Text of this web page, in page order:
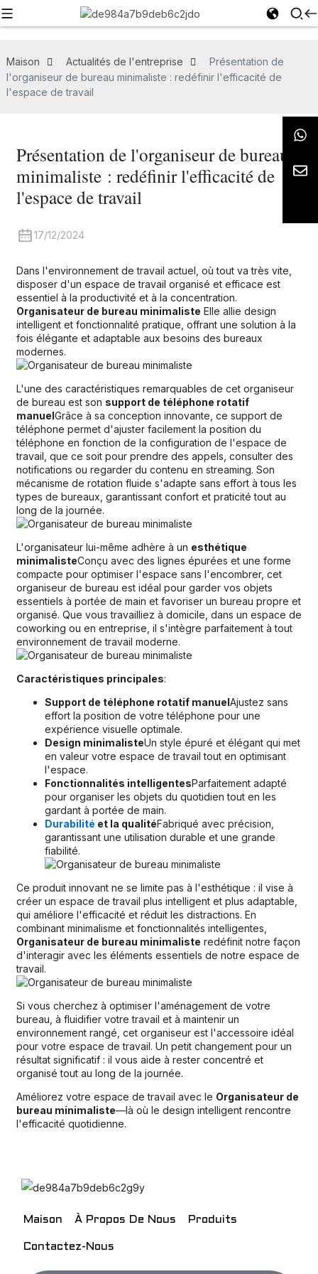
Maison Actualités de l'entreprise
Présentation de
l'organiseur de bureau minimaliste : redéfinir l'efficacité de
l'espace de travail
Présentation de l'organiseur de bureau
minimaliste : redéfinir l'efficacité de
l'espace de travail
17/12/2024
Dans l'environnement de travail actuel, où tout va très vite,
disposer d'un espace de travail organisé et efficace est
essentiel à la productivité et à la concentration.
Organisateur de bureau minimaliste Elle allie design
intelligent et fonctionnalité pratique, offrant une solution à la
fois élégante et adaptable aux besoins des bureaux
modernes.
L'une des caractéristiques remarquables de cet organiseur
de bureau est son support de téléphone rotatif
manuelGrâce à sa conception innovante, ce support de
téléphone permet d'ajuster facilement la position du
téléphone en fonction de la configuration de l'espace de
travail, que ce soit pour prendre des appels, consulter des
notifications ou regarder du contenu en streaming. Son
mécanisme de rotation fluide s'adapte sans effort à tous les
types de bureaux, garantissant confort et praticité tout au
long de la journée.
L'organisateur lui-même adhère à un esthétique
minimalisteConçu avec des lignes épurées et une forme
compacte pour optimiser l'espace sans l'encombrer, cet
organiseur de bureau est idéal pour garder vos objets
essentiels à portée de main et favoriser un bureau propre et
organisé. Que vous travailliez à domicile, dans un espace de
coworking ou en entreprise, il s'intègre parfaitement à tout
environnement de travail moderne.
Caractéristiques principales:
Support de téléphone rotatif manuelAjustez sans
effort la position de votre téléphone pour une
expérience visuelle optimale.
Design minimalisteUn style épuré et élégant qui met
en valeur votre espace de travail tout en optimisant
l'espace.
Fonctionnalités intelligentesParfaitement adapté
pour organiser les objets du quotidien tout en les
gardant à portée de main.
Durabilité et la qualitéFabriqué avec précision,
garantissant une utilisation durable et une grande
fiabilité.
Ce produit innovant ne se limite pas à l'esthétique : il vise à
créer un espace de travail plus intelligent et plus adaptable,
qui améliore l'efficacité et réduit les distractions. En
combinant minimalisme et fonctionnalités intelligentes,
Organisateur de bureau minimaliste redéfinit notre façon
d'interagir avec les éléments essentiels de notre espace de
travail.
Si vous cherchez à optimiser l'aménagement de votre
bureau, à fluidifier votre travail et à maintenir un
environnement rangé, cet organiseur est l'accessoire idéal
pour votre espace de travail. Un petit changement pour un
résultat significatif : il vous aide à rester concentré et
organisé tout au long de la journée.
Améliorez votre espace de travail avec le Organisateur de
bureau minimaliste—là où le design intelligent rencontre
l'efficacité quotidienne.
Maison À Propos De Nous Produits
Contactez-Nous